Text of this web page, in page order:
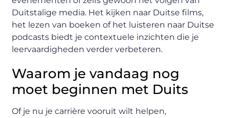
Duitstalige media. Het kijken naar Duitse films,
het lezen van boeken of het luisteren naar Duitse
podcasts biedt je contextuele inzichten die je
leervaardigheden verder verbeteren.
Waarom je vandaag nog
moet beginnen met Duits
Of je nu je carrière vooruit wilt helpen,